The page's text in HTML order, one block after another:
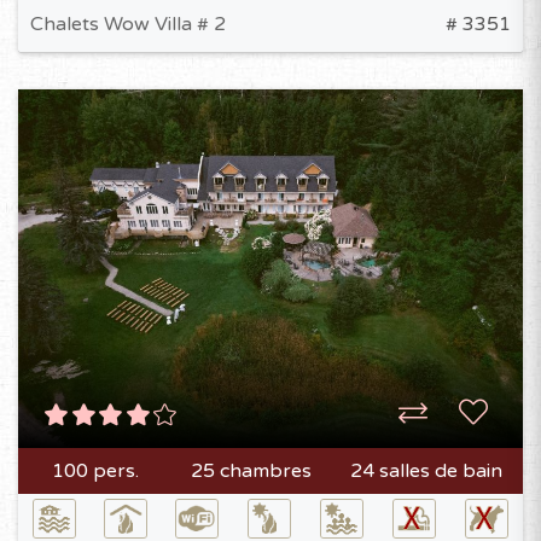
Chalets Wow Villa # 2 # 3351
100 pers. 25 chambres 24 salles de bain